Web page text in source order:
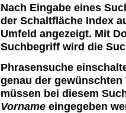
Nach Eingabe eines
der Schaltfläche Index
Umfeld angezeigt. Mit
Suchbegriff wird die
Phrasensuche
genau der
müssen bei diesem
Vorname eingegeben